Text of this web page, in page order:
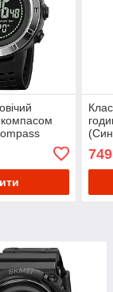
749